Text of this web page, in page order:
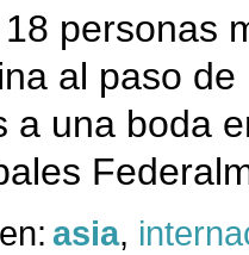
personas
al paso
a una boda
asia,